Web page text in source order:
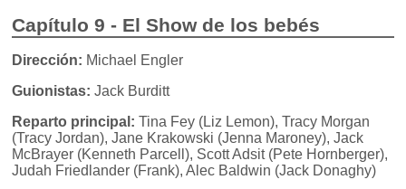
Capítulo 9 - El Show de los bebés
Dirección: Michael Engler
Guionistas: Jack Burditt
Reparto principal: Tina Fey (Liz Lemon), Tracy Morgan
(Tracy Jordan), Jane Krakowski (Jenna Maroney), Jack
McBrayer (Kenneth Parcell), Scott Adsit (Pete Hornberger),
Judah Friedlander (Frank), Alec Baldwin (Jack Donaghy)